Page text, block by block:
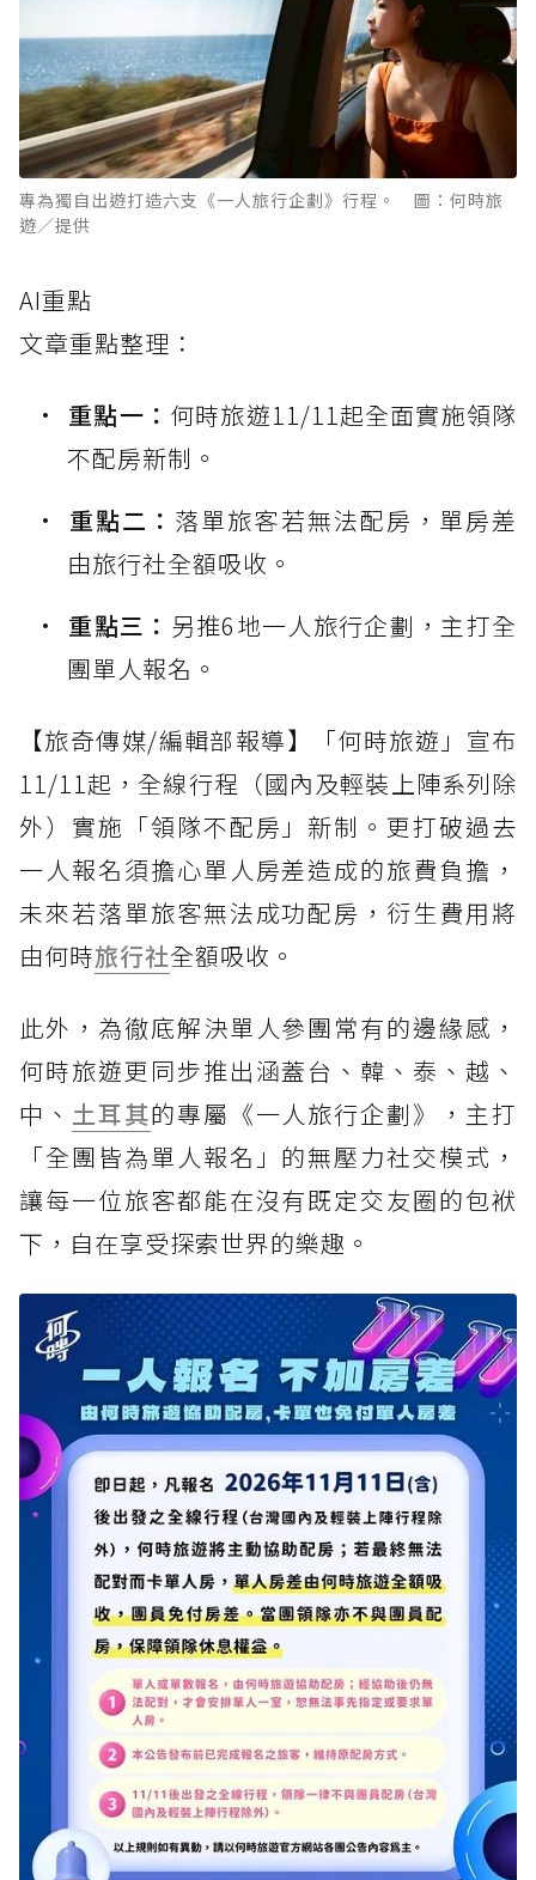
專為獨自出遊打造六支《一人旅行企劃》行程。 圖：何時旅
遊／提供
AI重點
文章重點整理：
重點一： 何時旅遊11/11起全面實施領隊
不配房新制。
重點二： 落單旅客若無法配房，單房差
由旅行社全額吸收。
重點三： 另推6地一人旅行企劃，主打全
團單人報名。
【旅奇傳媒/編輯部報導】「何時旅遊」宣布
11/11起，全線行程（國內及輕裝上陣系列除
外）實施「領隊不配房」新制。更打破過去
一人報名須擔心單人房差造成的旅費負擔，
未來若落單旅客無法成功配房，衍生費用將
由何時旅行社全額吸收。
此外，為徹底解決單人參團常有的邊緣感，
何時旅遊更同步推出涵蓋台、韓、泰、越、
中、 土耳其的專屬《一人旅行企劃》，主打
「全團皆為單人報名」的無壓力社交模式，
讓每一位旅客都能在沒有既定交友圈的包袱
下，自在享受探索世界的樂趣。